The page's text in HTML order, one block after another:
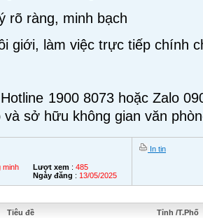
rõ ràng, minh bạch
giới, làm việc trực tiếp chính
1900 8073 hoặc Zalo
sở hữu không gian văn
minh
Lượt xem : 485
Ngày đăng : 13/05/2025
In tin
Tiêu đề Tỉnh /T.Phố